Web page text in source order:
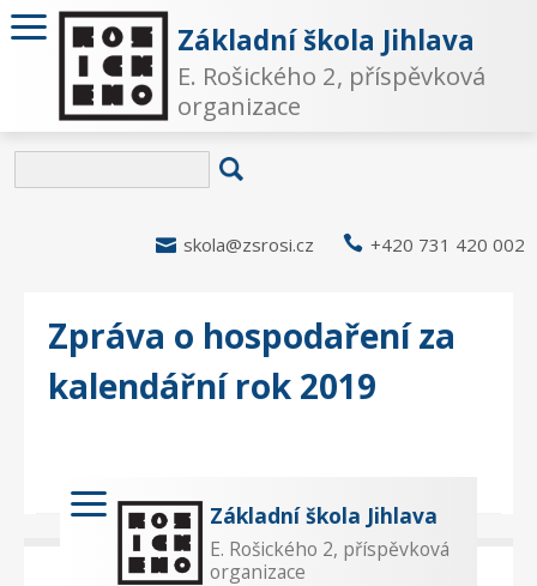
Základní škola Jihlava
E. Rošického 2, příspěvková
organizace
 skola@zsrosi.cz  +420 731 420 002
Zpráva o hospodaření za
kalendářní rok 2019